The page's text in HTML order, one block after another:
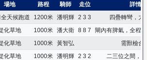
場地 路程 騎師 走位
詳情
天候跑道 1200米 潘明輝 2 3 3
四疊轉彎，力
化草地 1000米 潘大衛 8 8 7
閘內有脾氣，全程
化草地 1000米 黃智弘
需獸檢合
化草地 1000米 潘明輝 2 3 2
二三位之間，